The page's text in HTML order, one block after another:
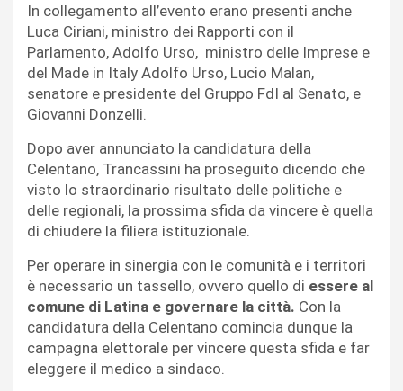
In collegamento all’evento erano presenti anche
Luca Ciriani, ministro dei Rapporti con il
Parlamento, Adolfo Urso, ministro delle Imprese e
del Made in Italy Adolfo Urso, Lucio Malan,
senatore e presidente del Gruppo FdI al Senato, e
Giovanni Donzelli.
Dopo aver annunciato la candidatura della
Celentano, Trancassini ha proseguito dicendo che
visto lo straordinario risultato delle politiche e
delle regionali, la prossima sfida da vincere è quella
di chiudere la filiera istituzionale.
Per operare in sinergia con le comunità e i territori
è necessario un tassello, ovvero quello di essere al
comune di Latina e governare la città. Con la
candidatura della Celentano comincia dunque la
campagna elettorale per vincere questa sfida e far
eleggere il medico a sindaco.